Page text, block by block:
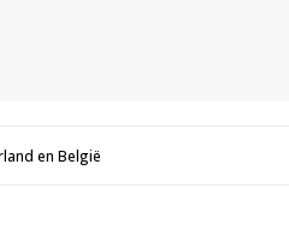
en België